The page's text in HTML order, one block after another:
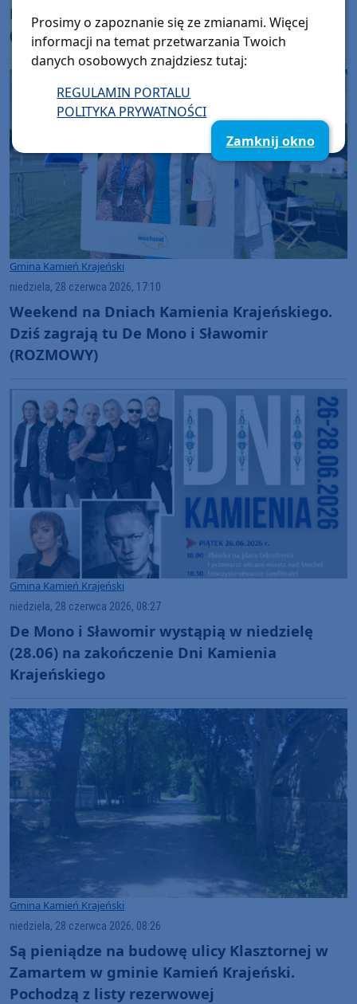
Krajeńskim huczne obchody święta miasta
(FOTO, RELACJA)
Gmina Kamień Krajeński
niedziela, 28 czerwca 2026, 17:10
Weekend na Dniach Kamienia Krajeńskiego.
Dziś zagrają tu De Mono i Sławomir
(ROZMOWY)
Gmina Kamień Krajeński
niedziela, 28 czerwca 2026, 08:27
De Mono i Sławomir wystąpią w niedzielę
(28.06) na zakończenie Dni Kamienia
Krajeńskiego
Gmina Kamień Krajeński
niedziela, 28 czerwca 2026, 08:26
Są pieniądze na budowę ulicy Klasztornej w
Zamartem w gminie Kamień Krajeński.
Pochodzą z listy rezerwowej
Prosimy o zapoznanie się ze zmianami. Więcej
informacji na temat przetwarzania Twoich
danych osobowych znajdziesz tutaj:
REGULAMIN PORTALU
POLITYKA PRYWATNOŚCI
Zamknij okno